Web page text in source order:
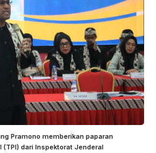
Pramono memberikan paparan
dari Inspektorat Jenderal